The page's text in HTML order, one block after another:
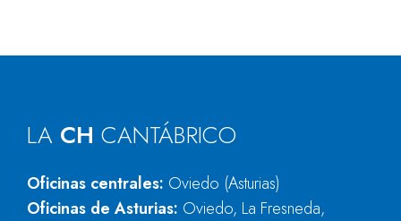
LA CH CANTÁBRICO
Oficinas centrales: Oviedo (Asturias)
Oficinas de Asturias: Oviedo, La Fresneda,